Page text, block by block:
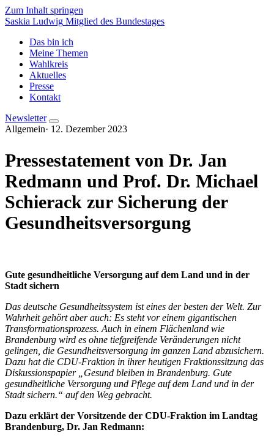
Zum Inhalt springen
Saskia Ludwig Mitglied des Bundestages
Das bin ich
Meine Themen
Wahlkreis
Aktuelles
Presse
Kontakt
Newsletter
Allgemein· 12. Dezember 2023
Pressestatement von Dr. Jan
Redmann und Prof. Dr. Michael
Schierack zur Sicherung der
Gesundheitsversorgung
Gute gesundheitliche Versorgung auf dem Land und in der
Stadt sichern
Das deutsche Gesundheitssystem ist eines der besten der Welt. Zur
Wahrheit gehört aber auch: Es steht vor einem gigantischen
Transformationsprozess. Auch in einem Flächenland wie
Brandenburg wird es ohne tiefgreifende Veränderungen nicht
gelingen, die Gesundheitsversorgung im ganzen Land abzusichern.
Dazu hat die CDU-Fraktion in ihrer heutigen Fraktionssitzung das
Diskussionspapier „Gesund bleiben in Brandenburg. Gute
gesundheitliche Versorgung und Pflege auf dem Land und in der
Stadt sichern.“ auf den Weg gebracht.
Dazu erklärt der Vorsitzende der CDU-Fraktion im Landtag
Brandenburg, Dr. Jan Redmann: